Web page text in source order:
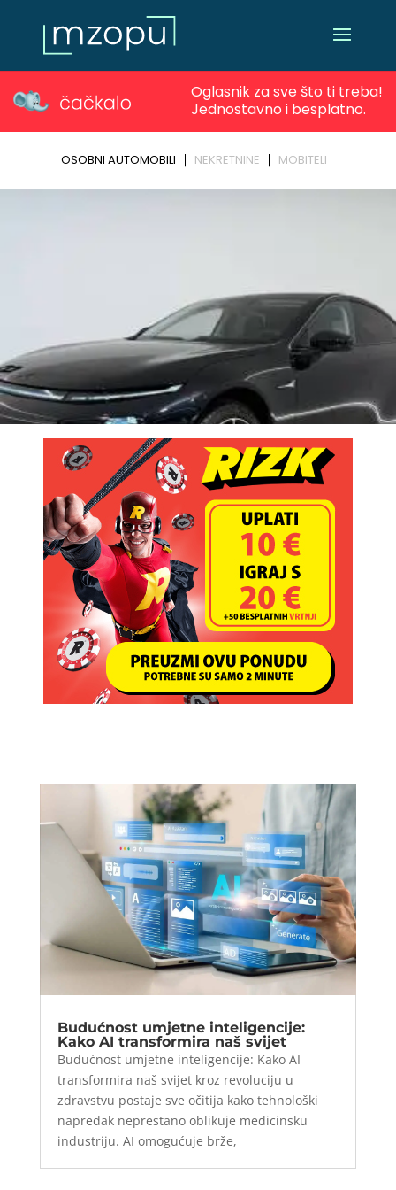
Budućnost umjetne inteligencije:
Kako AI transformira naš svijet
Budućnost umjetne inteligencije: Kako AI
transformira naš svijet kroz revoluciju u
zdravstvu postaje sve očitija kako tehnološki
napredak neprestano oblikuje medicinsku
industriju. AI omogućuje brže,